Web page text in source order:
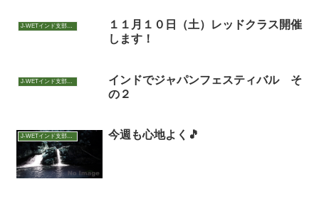
J-WETインド支部～ヨガのこころ～
１１月１０日（土）レッドクラス開催
します！
J-WETインド支部～ヨガのこころ～
インドでジャパンフェスティバル そ
の２
J-WETインド支部～ヨガのこころ～ 今週も心地よく🎵